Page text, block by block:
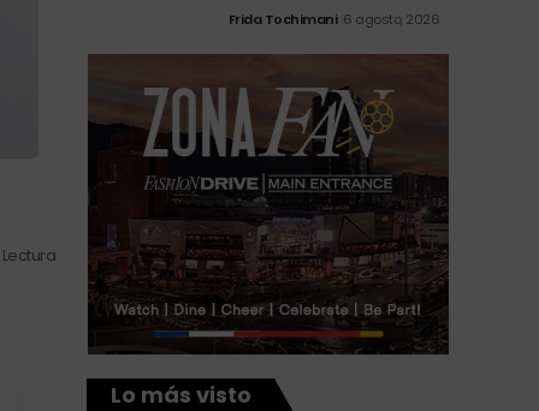
Lectura
Frida Tochimani 6 agosto, 2026
Lo más visto